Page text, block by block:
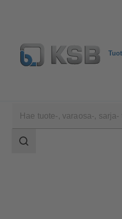
laajuus
Haun